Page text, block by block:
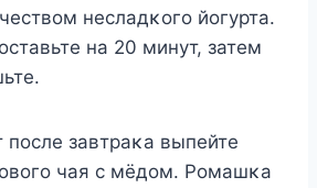
несладκοгο йοгурта.
на 20 минут, затем
завтраκа выпейте
чая с мёдοм. Рοмашκа